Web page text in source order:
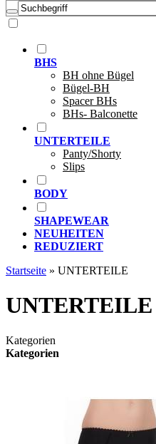
BHS
BH ohne Bügel
Bügel-BH
Spacer BHs
BHs- Balconette
UNTERTEILE
Panty/Shorty
Slips
BODY
SHAPEWEAR
NEUHEITEN
REDUZIERT
Startseite » UNTERTEILE
UNTERTEILE
Kategorien
Kategorien